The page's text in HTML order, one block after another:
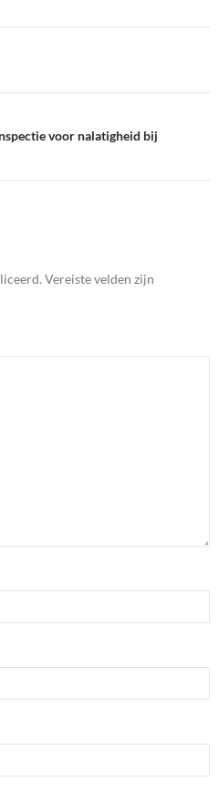
voor nalatigheid bij
Vereiste velden zijn